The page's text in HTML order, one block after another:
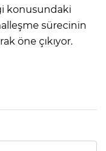
konusundaki
sürecinin
öne çıkıyor.